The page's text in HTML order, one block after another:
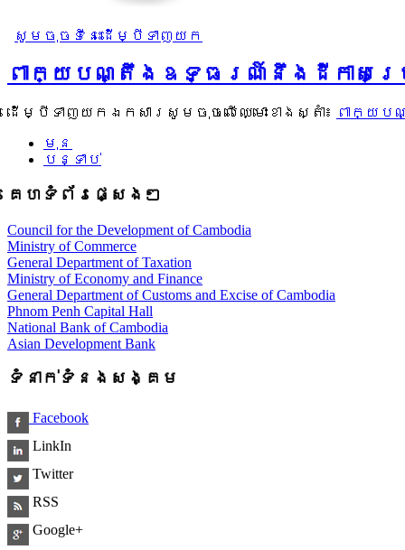
សូមចុចទីនេះដើម្បីទាញយក
ពាក្យបណ្តឹងឧទ្ធរណ៍នឹងដីកាសម្រ
ដើម្បីទាញយកឯកសារសូមចុចលើឈ្មោះខាងស្តាំ៖
ពាក្យប
មុន
បន្ទាប់
គេហទំព័រផ្សេងៗ
Council for the Development of Cambodia
Ministry of Commerce
General Department of Taxation
Ministry of Economy and Finance
General Department of Customs and Excise of Cambodia
Phnom Penh Capital Hall
National Bank of Cambodia
Asian Development Bank
ទំនាក់ទំនងសង្គម
Facebook
LinkIn
Twitter
RSS
Google+